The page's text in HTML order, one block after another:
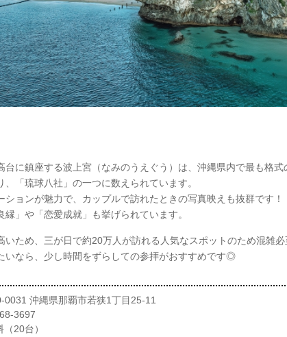
台に鎮座する波上宮（なみのうえぐう）は、沖縄県内で最も格式
、「琉球八社」の一つに数えられています。
ションが魅力で、カップルで訪れたときの写真映えも抜群です！
縁」や「恋愛成就」も挙げられています。
いため、三が日で約20万人が訪れる人気なスポットのため混雑必
いなら、少し時間をずらしての参拝がおすすめです◎
0031 沖縄県那覇市若狭1丁目25-11
3697
20台）